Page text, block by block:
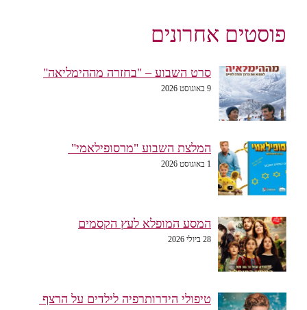
פוסטים אחרונים
סרט השבוע – "בחזרה מההימליאה"
9 באוגוסט 2026
המלצת השבוע "מרסופילאמי"
1 באוגוסט 2026
המסע המופלא לעץ הקסמים
28 ביולי 2026
טיפולי הידרותרפיה לילדים על הרצף